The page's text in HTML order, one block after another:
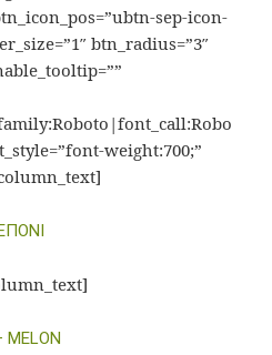
sep-icon-
btn_radius=”3″
weight:700;”
MELON